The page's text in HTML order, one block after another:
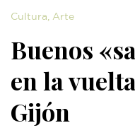
Cultura, Arte
Buenos
en la
Gijón